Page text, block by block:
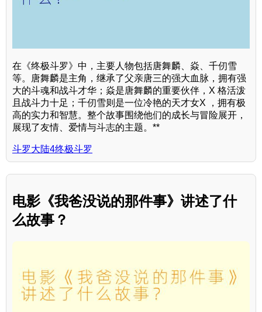
在《终极斗罗》中，主要人物包括唐舞麟、焱、千仞雪
等。唐舞麟是主角，继承了父亲唐三的强大血脉，拥有强
大的斗魂和战斗才华；焱是唐舞麟的重要伙伴，X 格活泼
且战斗力十足；千仞雪则是一位冷艳的天才女X ，拥有极
高的实力和智慧。整个故事围绕他们的成长与冒险展开，
展现了友情、爱情与斗志的主题。**
斗罗大陆4终极斗罗
电影《我爸没说的那件事》讲述了什
么故事？